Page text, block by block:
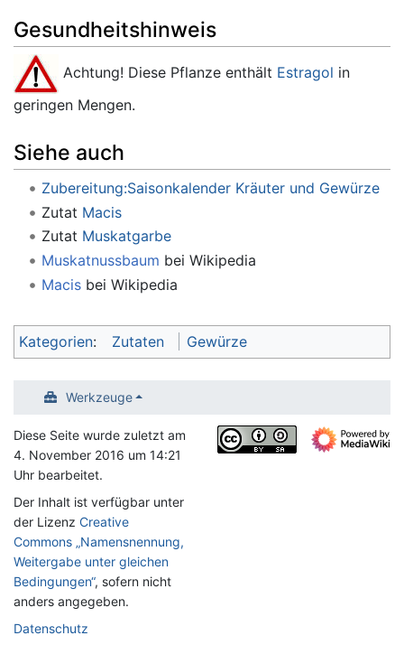
Gesundheitshinweis
Achtung! Diese Pflanze enthält Estragol in
geringen Mengen.
Siehe auch
Zubereitung:Saisonkalender Kräuter und Gewürze
Zutat Macis
Zutat Muskatgarbe
Muskatnussbaum bei Wikipedia
Macisbei Wikipedia
Kategorien: Zutaten Gewürze
Werkzeuge
Diese Seite wurde zuletzt am
4. November 2016 um 14:21
Uhr bearbeitet.
Der Inhalt ist verfügbar unter
der Lizenz Creative
Commons „Namensnennung,
Weitergabe unter gleichen
Bedingungen“, sofern nicht
anders angegeben.
Datenschutz